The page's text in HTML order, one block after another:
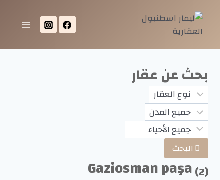
بحث عن عقار
Gaziosman paşa (2)